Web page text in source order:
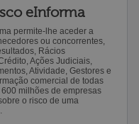
eInforma
permite-lhe aceder a
ou concorrentes,
Rácios
Ações Judiciais,
Atividade, Gestores e
comercial de todas
milhões de empresas
o risco de uma